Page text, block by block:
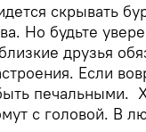
скрывать
Но будьте
друзья
Если
печальными.
с головой. В